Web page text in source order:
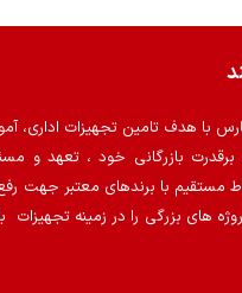
با هدف تامین تجهیزات اداری،
بازرگانی خود ، تعهد و
مستقیم با برندهای معتبر جهت رفع
های بزرگی را در زمینه تجهیزات